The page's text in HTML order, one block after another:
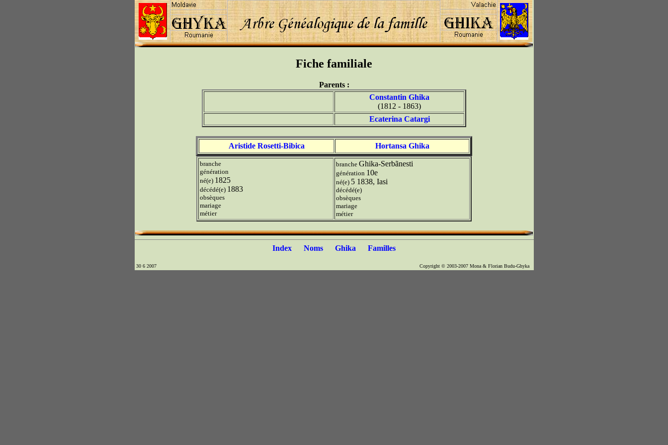
Fiche familiale
Parents :
Constantin Ghika
(1812 - 1863)
Ecaterina Catargi
Aristide Rosetti-Bibica Hortansa Ghika
branche
génération
né(e) 1825
décédé(e) 1883
obsèques
mariage
métier
branche Ghika-Serbãnesti
génération 10e
né(e) 5 1838, Iasi
décédé(e)
obsèques
mariage
métier
Index Noms Ghika Familles
30 6 2007 Copyright © 2003-2007 Mona & Florian Budu-Ghyka